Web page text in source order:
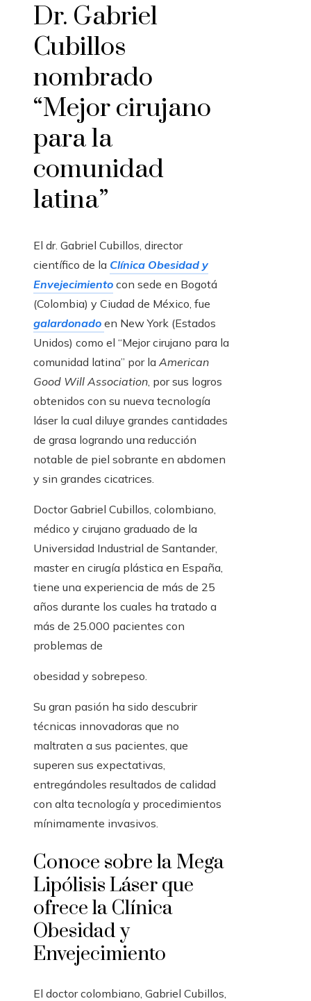
Dr. Gabriel
Cubillos
nombrado
“Mejor cirujano
para la
comunidad
latina”
El dr. Gabriel Cubillos, director
científico de la Clínica Obesidad y
Envejecimiento con sede en Bogotá
(Colombia) y Ciudad de México, fue
galardonado en New York (Estados
Unidos) como el “Mejor cirujano para la
comunidad latina” por la American
Good Will Association , por sus logros
obtenidos con su nueva tecnología
láser la cual diluye grandes cantidades
de grasa logrando una reducción
notable de piel sobrante en abdomen
y sin grandes cicatrices.
Doctor Gabriel Cubillos, colombiano,
médico y cirujano graduado de la
Universidad Industrial de Santander,
master en cirugía plástica en España,
tiene una experiencia de más de 25
años durante los cuales ha tratado a
más de 25.000 pacientes con
problemas de
obesidad y sobrepeso.
Su gran pasión ha sido descubrir
técnicas innovadoras que no
maltraten a sus pacientes, que
superen sus expectativas,
entregándoles resultados de calidad
con alta tecnología y procedimientos
mínimamente invasivos.
Conoce sobre la Mega
Lipólisis Láser que
ofrece la Clínica
Obesidad y
Envejecimiento
El doctor colombiano, Gabriel Cubillos,